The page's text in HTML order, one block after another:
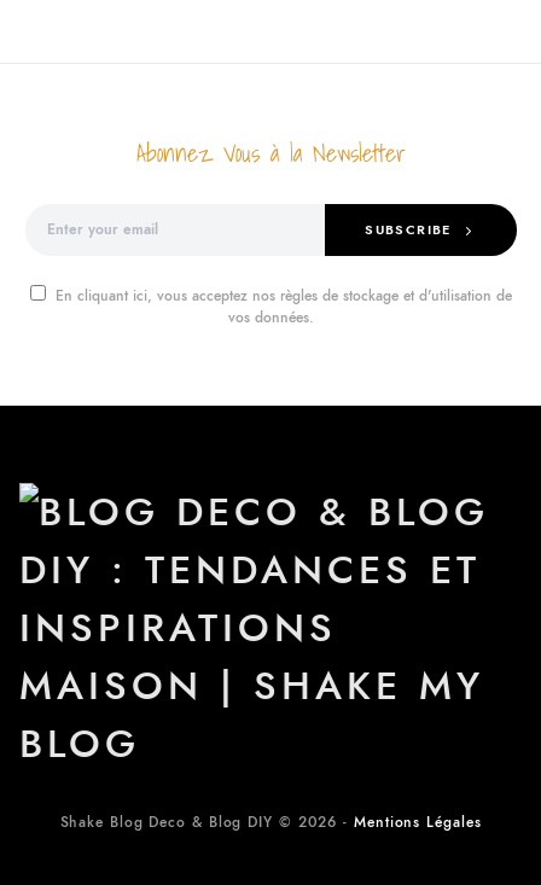
Abonnez Vous à la Newsletter
SUBSCRIBE
En cliquant ici, vous acceptez nos règles de stockage et d'utilisation de
vos données.
Shake Blog Deco & Blog DIY © 2026 - Mentions Légales